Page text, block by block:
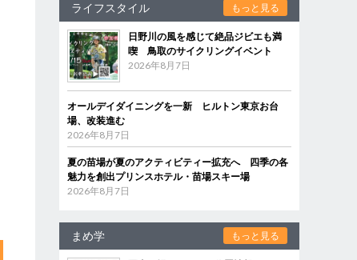
ライフスタイル もっと見る
日野川の風を感じて絶品ジビエも満
喫 鳥取のサイクリングイベント
2026年8月7日
オールデイダイニングを一新 ヒルトン東京お台
場、改装進む
2026年8月7日
夏の苗場が夏のアクティビティー拡充へ 四季の各
魅力を創出プリンスホテル・苗場スキー場
2026年8月7日
まめ学 もっと見る